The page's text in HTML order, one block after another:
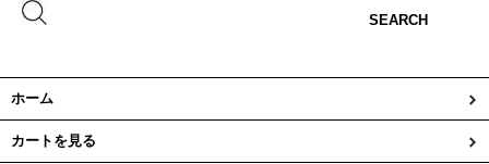
SEARCH
ホーム
カートを見る